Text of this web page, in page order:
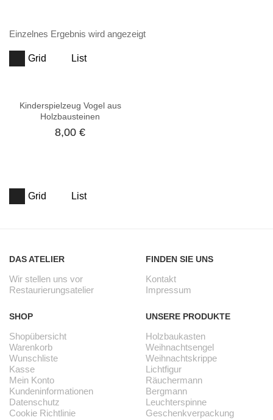
Einzelnes Ergebnis wird angezeigt
Grid List
Kinderspielzeug Vogel aus
Holzbausteinen
8,00€
Grid List
DAS ATELIER
Wir stellen uns vor
Restaurierungsatelier
SHOP
Shopübersicht
Warenkorb
Wunschliste
Kasse
Mein Konto
Kundeninformationen
Datenschutz
Cookie Richtlinie
FINDEN SIE UNS
Kontakt
Impressum
UNSERE PRODUKTE
Holzbaukasten
Weihnachtsengel
Weihnachtskrippe
Lichtfigur
Räuchermann
Bergmann
Leuchterspinne
Geschenkverpackung